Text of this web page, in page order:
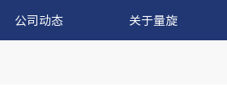
公司动态 关于量旋